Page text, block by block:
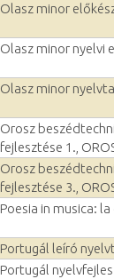
Olasz minor
Olasz minor nyelvi
Olasz minor
Orosz
fejlesztése 1.,
Orosz
fejlesztése 3.,
Poesia in musica:
Portugál leíró
Portugál